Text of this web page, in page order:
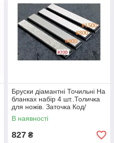
Бруски діамантні Точильні На
бланках набір 4 шт..Толичка
для ножів. Заточка Код/
Артикул
В наявності
827 ₴